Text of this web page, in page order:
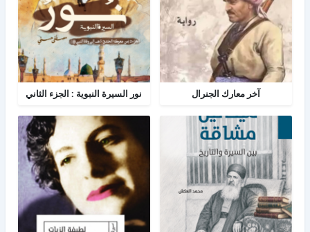
آخر معارك الجنرال نور السيرة النبوية : الجزء الثاني